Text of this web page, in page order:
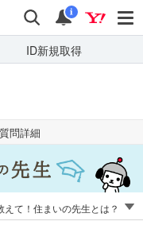
検索 通知
i
ID新規取得
キーワードで
質問を探す
質問詳細
えて！住まいの先生とは？